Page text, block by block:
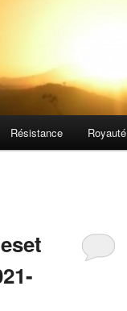
Résistance Royauté